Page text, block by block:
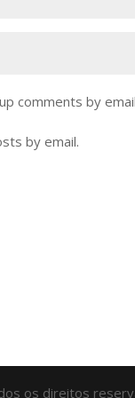
comments by
by email.
os direitos